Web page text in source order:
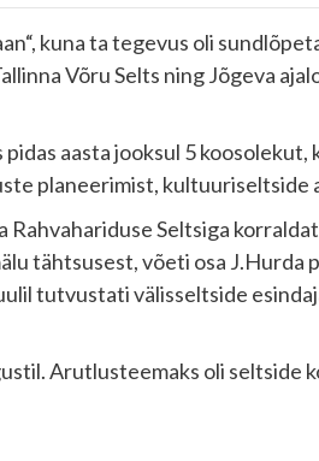
kuna ta tegevus oli
Võru Selts ning Jõgeva
aasta jooksul 5
planeerimist, kultuuriseltside
Rahvahariduse Seltsiga
tähtsusest, võeti osa
tutvustati välisseltside
Arutlusteemaks oli seltside